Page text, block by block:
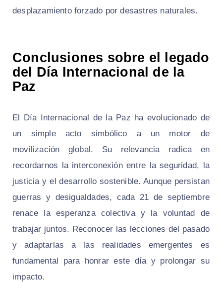
desplazamiento forzado por desastres naturales.
Conclusiones sobre el legado
del Día Internacional de la
Paz
El Día Internacional de la Paz ha evolucionado de
un simple acto simbólico a un motor de
movilización global. Su relevancia radica en
recordarnos la interconexión entre la seguridad, la
justicia y el desarrollo sostenible. Aunque persistan
guerras y desigualdades, cada 21 de septiembre
renace la esperanza colectiva y la voluntad de
trabajar juntos. Reconocer las lecciones del pasado
y adaptarlas a las realidades emergentes es
fundamental para honrar este día y prolongar su
impacto.